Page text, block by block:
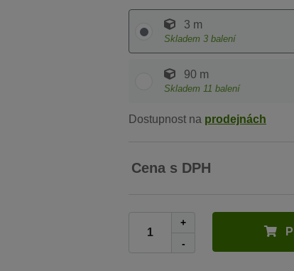
3 m
Skladem 3 balení
90 m
Skladem 11 balení
Dostupnost na prodejnách
Cena s DPH
+
-